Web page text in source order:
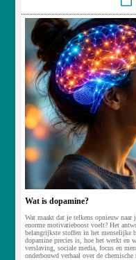
Wat is dopamine?
Wat maakt dat je telkens opnieuw
enorme motivatieboost voelt? Het
belangrijkste stoffen in het menselijke
dopamine precies is, hoe het werkt en
verslaving, sociale media, focus en
onderbouwd verhaal over de chemische